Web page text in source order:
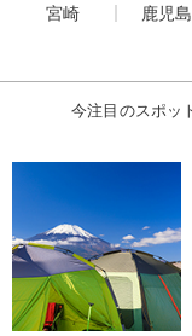
宮崎
鹿児島
今注目のスポッ